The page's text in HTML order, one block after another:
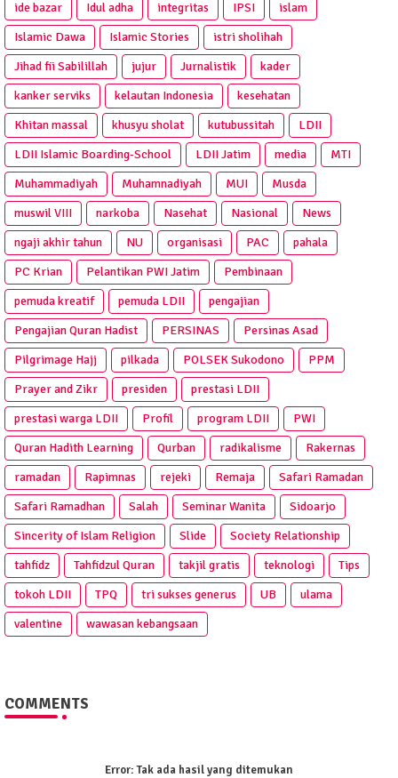
ide bazar Idul adha integritas IPSI
islam
Islamic Dawa
Islamic Stories
istri sholihah
Jihad fii Sabilillah
jujur Jurnalistik
kader
kanker serviks
kelautan Indonesia
kesehatan
Khitan massal
khusyu sholat kutubussitah
LDII
LDII Islamic Boarding-School
LDII Jatim media
MTI
Muhammadiyah
Muhamnadiyah MUI
Musda
muswil VIII
narkoba Nasehat Nasional
News
ngaji akhir tahun
NU organisasi PAC
pahala
PC Krian
Pelantikan PWI Jatim
Pembinaan
pemuda kreatif
pemuda LDII
pengajian
Pengajian Quran Hadist
PERSINAS
Persinas Asad
Pilgrimage Hajj
pilkada POLSEK Sukodono
PPM
Prayer and Zikr
presiden
prestasi LDII
prestasi warga LDII
Profil program LDII
PWI
Quran Hadith Learning
Qurban radikalisme
Rakernas
ramadan
Rapimnas rejeki Remaja
Safari Ramadan
Safari Ramadhan
Salah Seminar Wanita
Sidoarjo
Sincerity of Islam Religion
Slide
Society Relationship
tahfidz
Tahfidzul Quran takjil gratis teknologi
Tips
tokoh LDII
TPQ tri sukses generus UB
ulama
valentine
wawasan kebangsaan
COMMENTS
Error:Tak ada hasil yang ditemukan